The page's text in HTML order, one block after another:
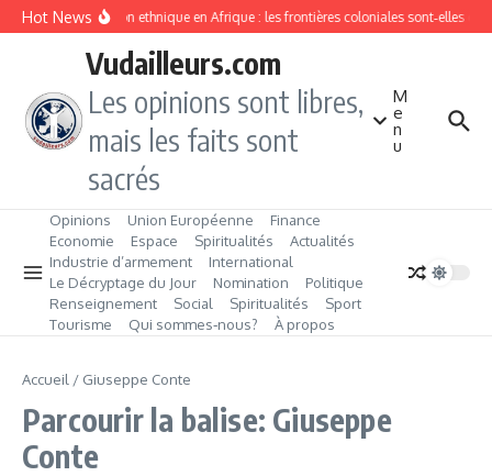
Aller au contenu
Hot NewsDivision ethnique en Afrique : les frontières coloniales sont‑elles
Vudailleurs.com
Les opinions sont libres,
mais les faits sont
sacrés
M
e
n
u
Opinions Union Européenne
Finance
Economie
Espace Spiritualités
Actualités
Industrie d’armement
International
Le Décryptage du Jour
Nomination
Politique
Renseignement
Social Spiritualités
Sport
Tourisme
Qui sommes‑nous? À propos
Accueil / Giuseppe Conte
Parcourir la balise: Giuseppe
Conte